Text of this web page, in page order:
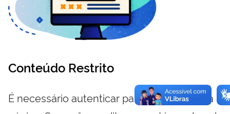
Conteúdo Restrito
É necessário autenticar para visualizar essa